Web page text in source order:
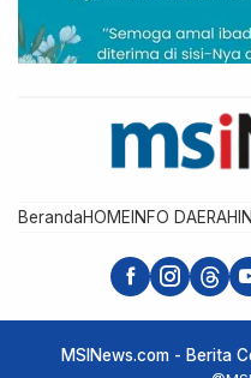
BerandaHOME INFO DAERAH
MSINews.com - Berita